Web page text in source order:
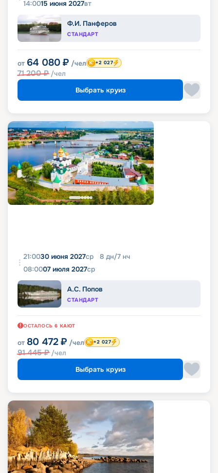
14:0015 июня 2027вт
Ф.И. Панферов
СТАНДАРТ
от 64 080 ₽ /чел
71 200₽ /чел
+2 027
Выбрать круиз
21:0030 июня 2027ср 8 дн/7 нч
08:0007 июля 2027ср
А.С. Попов
СТАНДАРТ
ОСТАЛОСЬ 6 КАЮТ
от 80 472 ₽ /чел
91 445₽ /чел
+2 027
Выбрать круиз